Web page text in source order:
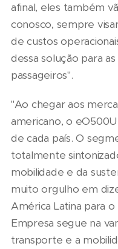
afinal, eles também
conosco, sempre
de custos
dessa solução para
passageiros".
"Ao chegar aos
americano, o
de cada país. O
totalmente
mobilidade e da
muito orgulho em
América Latina para
Empresa segue na
transporte e a